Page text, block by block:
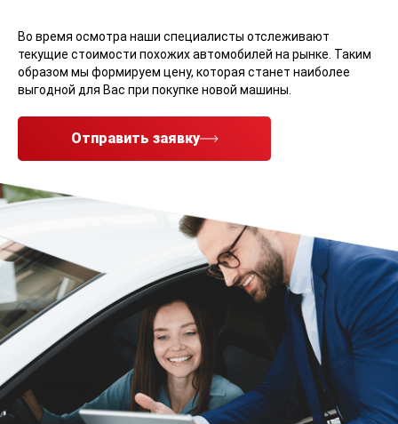
Во время осмотра наши специалисты отслеживают
текущие стоимости похожих автомобилей на рынке. Таким
образом мы формируем цену, которая станет наиболее
выгодной для Вас при покупке новой машины.
Отправить заявку